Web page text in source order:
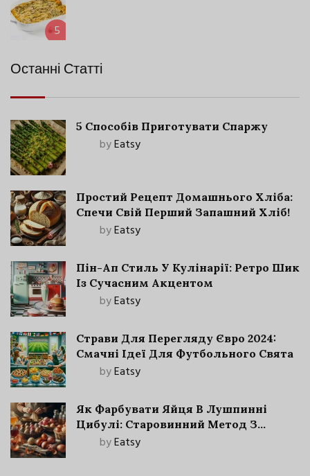
5
Останні Статті
5 Способів Приготувати Спаржу
byEatsy
Простий Рецепт Домашнього Хліба:
Спечи Свій Перший Запашний Хліб!
byEatsy
Пін-Ап Стиль У Кулінарії: Ретро Шик
Із Сучасним Акцентом
byEatsy
Страви Для Перегляду Євро 2024:
Смачні Ідеї Для Футбольного Свята
byEatsy
Як Фарбувати Яйця В Лушпинні
Цибулі: Старовинний Метод З
Сучасними Нюансами
byEatsy